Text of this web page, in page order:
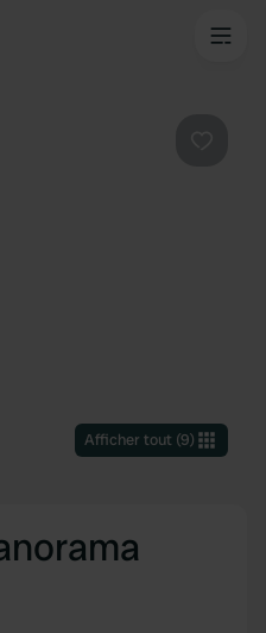
Afficher tout(9)